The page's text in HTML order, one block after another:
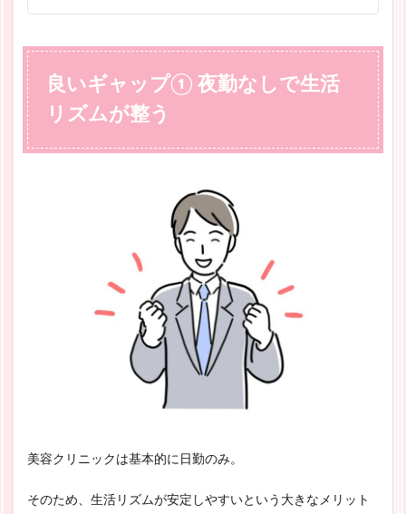
良いギャップ① 夜勤なしで生活
リズムが整う
美容クリニックは基本的に日勤のみ。
そのため、生活リズムが安定しやすいという大きなメリット